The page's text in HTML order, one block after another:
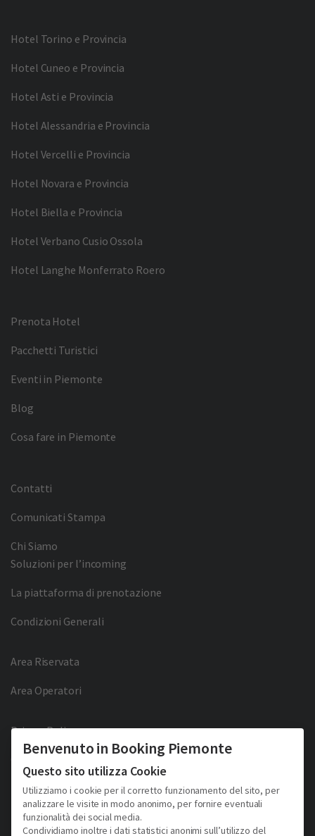
Hotel Torino e Provincia
Hotel Cuneo e Provincia
Hotel Asti e Provincia
Hotel Alessandria e Provincia
Hotel Vercelli e Provincia
Hotel Novara e Provincia
Hotel Biella e Provincia
Hotel Verbano Cusio Ossola
Hotel Langhe Monferrato Roero
Prenota Hotel
Pacchetti Turistici
Eventi in Piemonte
Blog
Cosa fare in Piemonte
Contatti
Comunicati Stampa
Chi Siamo
Soluzioni per l’incoming
La piattaforma di prenotazione
Condizioni Generali
Area Riservata
Area Operatori
Privacy Policy
Facebook Twitter YouTube Pinterest
Benvenuto in Booking Piemonte
Questo sito utilizza Cookie
Utilizziamo i cookie per il corretto funzionamento del sito, per
analizzare le visite in modo anonimo, per fornire eventuali
funzionalità dei social media.
Condividiamo inoltre i dati statistici anonimi sull’utilizzo del